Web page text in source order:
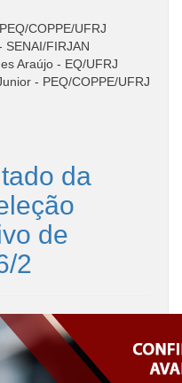
COPPE/UFRJ
FIRJAN
Araújo - EQ/UFRJ
- PEQ/COPPE/UFRJ
da
de
2